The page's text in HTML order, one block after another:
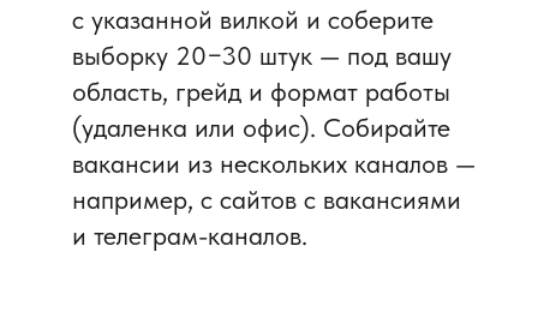
с указанной вилкой и соберите
выборку 20−30 штук — под вашу
область, грейд и формат работы
(удаленка или офис). Собирайте
вакансии из нескольких каналов —
например, с сайтов с вакансиями
и телеграм-каналов.